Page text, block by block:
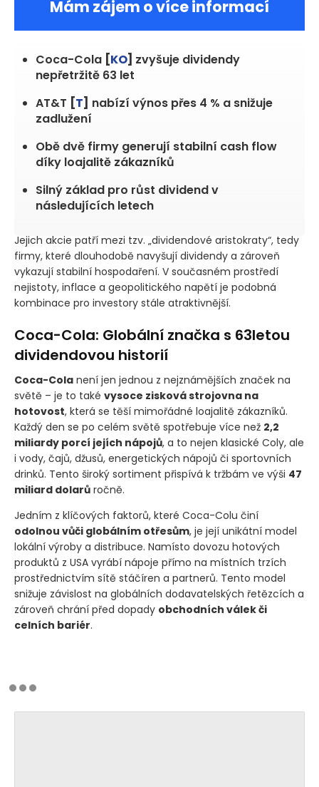
Mám zájem o více informací
Coca-Cola [KO] zvyšuje dividendy
nepřetržitě 63 let
AT&T [T] nabízí výnos přes 4 % a snižuje
zadlužení
Obě dvě firmy generují stabilní cash flow
díky loajalitě zákazníků
Silný základ pro růst dividend v
následujících letech
Jejich akcie patří mezi tzv. „dividendové aristokraty“, tedy
firmy, které dlouhodobě navyšují dividendy a zároveň
vykazují stabilní hospodaření. V současném prostředí
nejistoty, inflace a geopolitického napětí je podobná
kombinace pro investory stále atraktivnější.
Coca-Cola: Globální značka s 63letou
dividendovou historií
Coca-Cola není jen jednou z nejznámějších značek na
světě – je to také vysoce zisková strojovna na
hotovost, která se těší mimořádné loajalitě zákazníků.
Každý den se po celém světě spotřebuje více než 2,2
miliardy porcí jejích nápojů, a to nejen klasické Coly, ale
i vody, čajů, džusů, energetických nápojů či sportovních
drinků. Tento široký sortiment přispívá k tržbám ve výši 47
miliard dolarů ročně.
Jedním z klíčových faktorů, které Coca-Colu činí
odolnou vůči globálním otřesům, je její unikátní model
lokální výroby a distribuce. Namísto dovozu hotových
produktů z USA vyrábí nápoje přímo na místních trzích
prostřednictvím sítě stáčíren a partnerů. Tento model
snižuje závislost na globálních dodavatelských řetězcích a
zároveň chrání před dopady obchodních válek či
celních bariér.